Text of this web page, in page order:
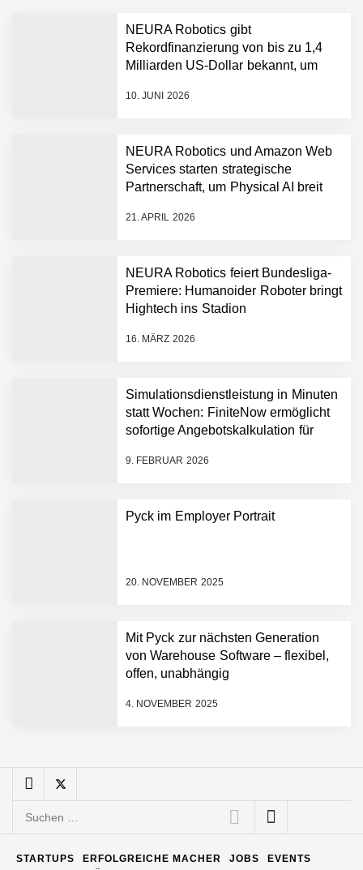
NEURA Robotics gibt
Rekordfinanzierung von bis zu 1,4
Milliarden US-Dollar bekannt, um
Physical-AI-Plattform zu
10. JUNI 2026
NEURA Robotics und Amazon Web
Services starten strategische
Partnerschaft, um Physical AI breit
21. APRIL 2026
NEURA Robotics feiert Bundesliga-
Premiere: Humanoider Roboter bringt
Hightech ins Stadion
16. MÄRZ 2026
Simulationsdienstleistung in Minuten
statt Wochen: FiniteNow ermöglicht
sofortige Angebotskalkulation für
9. FEBRUAR 2026
Pyck im Employer Portrait
20. NOVEMBER 2025
Mit Pyck zur nächsten Generation
von Warehouse Software – flexibel,
offen, unabhängig
4. NOVEMBER 2025
NEURA Robotics gibt
Rekordfinanzierung von
Dollar bekannt, um den
Plattform zu beschleunigen
NEURA Robotics und
Amazon Web Services
starten strategische
AI breit auszurollen
Humanoider Roboter bringt
Hightech ins Stadion
Simulationsdienstleistung in
Minuten statt Wochen:
FiniteNow ermöglicht
Entwicklungsprozesse
Maximilian Mack von Pyck
Generation von Warehouse
Software – flexibel, offen,
ELOPRINT im Employer
Suchen
STARTUPS ERFOLGREICHE MACHER JOBS
EVENTS